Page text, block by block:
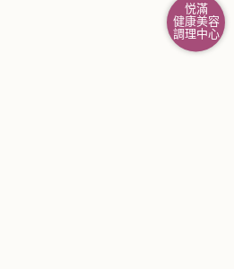
悦滿
健康美容
調理中心